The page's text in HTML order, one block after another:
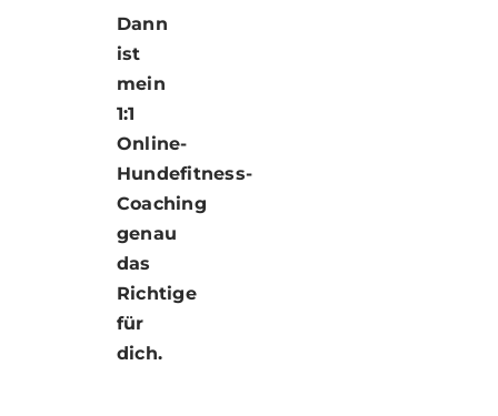
Dann
ist
mein
1:1
Online-
Hundefitness-
Coaching
genau
das
Richtige
für
dich.